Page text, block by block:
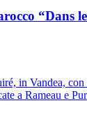
“Dans
in Vandea, con
a Rameau e